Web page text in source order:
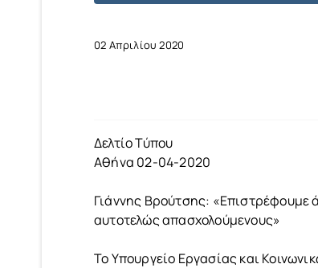
02 Απριλίου 2020
Δελτίο Τύπου
Αθήνα 02-04-2020
Γιάννης Βρούτσης: «Επιστρέφουμε
αυτοτελώς απασχολούμενους»
Το Υπουργείο Εργασίας και